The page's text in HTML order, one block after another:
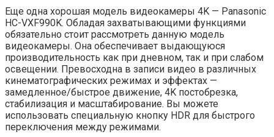
Еще одна хорошая модель видеокамеры 4K — Panasonic
HC-VXF990K. Обладая захватывающими функциями
обязательно стоит рассмотреть данную модель
видеокамеры. Она обеспечивает выдающуюся
производительность как при дневном, так и при слабом
освещении. Превосходна в записи видео в различных
кинематографических режимах и эффектах —
замедленное/быстрое движение, 4K постобрезка,
стабилизация и масштабирование. Вы можете
использовать специальную кнопку HDR для быстрого
переключения между режимами.